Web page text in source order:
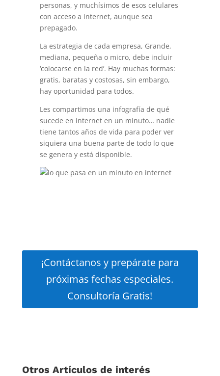
personas, y muchísimos de esos celulares
con acceso a internet, aunque sea
prepagado.
La estrategia de cada empresa, Grande,
mediana, pequeña o micro, debe incluir
‘colocarse en la red’. Hay muchas formas:
gratis, baratas y costosas, sin embargo,
hay oportunidad para todos.
Les compartimos una infografía de qué
sucede en internet en un minuto… nadie
tiene tantos años de vida para poder ver
siquiera una buena parte de todo lo que
se genera y está disponible.
¡Contáctanos y prepárate para
próximas fechas especiales.
Consultoría Gratis!
Otros Artículos de interés